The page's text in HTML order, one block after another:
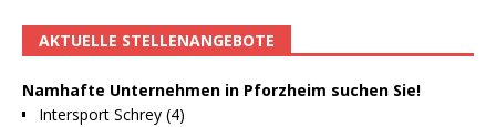
AKTUELLE STELLENANGEBOTE
Namhafte Unternehmen in Pforzheim suchen Sie!
Intersport Schrey (4)